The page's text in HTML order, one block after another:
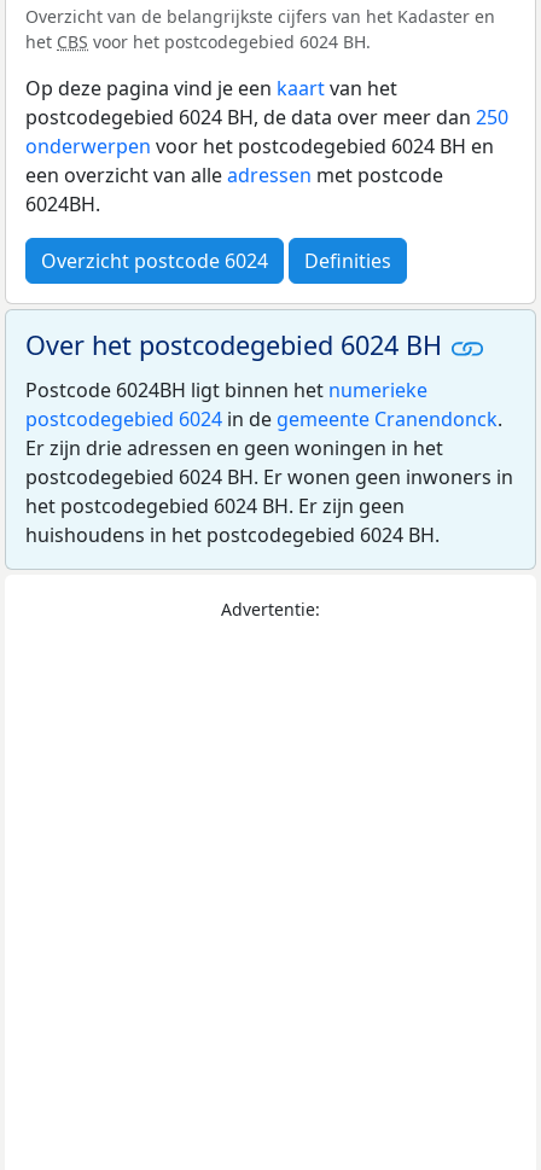
Overzicht van de belangrijkste cijfers van het Kadaster en
het CBS voor het postcodegebied 6024 BH.
Op deze pagina vind je een kaartvan het
postcodegebied 6024 BH, de data over meer dan 250
onderwerpen voor het postcodegebied 6024 BH en
een overzicht van alleadressen met postcode
6024BH.
Overzicht postcode 6024 Definities
Over het postcodegebied 6024 BH
Postcode 6024BH ligt binnen het numerieke
postcodegebied 6024 in de gemeente Cranendonck.
Er zijn drie adressen en geen woningen in het
postcodegebied 6024 BH. Er wonen geen inwoners in
het postcodegebied 6024 BH. Er zijn geen
huishoudens in het postcodegebied 6024 BH.
Advertentie: